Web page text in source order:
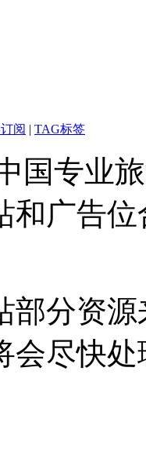
阅 | TAG标签
国专业
和广告
部分资
会尽快